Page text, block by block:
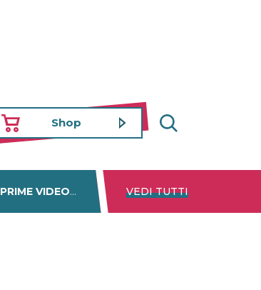
Shop
PRIME VIDEO DISNEY+ NETFLIX
VEDI TUTTI